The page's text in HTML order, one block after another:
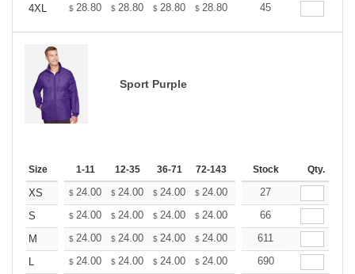
4XL
$ 28.80 $ 28.80 $ 28.80 $ 28.80 28.80
45
Sport Purple
Size 1-11 12-35 36-71 72-143 144-287 288 + More
Stock Qty.
XS $ 24.00 $ 24.00 $ 24.00 $ 24.00 24.00
27
S
$ 24.00 $ 24.00 $ 24.00 $ 24.00 24.00
66
M
$ 24.00 $ 24.00 $ 24.00 $ 24.00 24.00
611
L
$ 24.00 $ 24.00 $ 24.00 $ 24.00 24.00
690